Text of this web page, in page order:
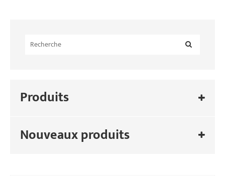
Produits
Nouveaux produits